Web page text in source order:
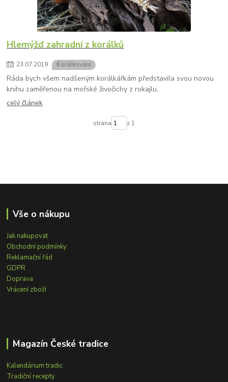
Hlemýžď zahradní z korálků
23.07.2019 Korálkování
Ráda bych všem nadšeným korálkářkám představila svou novou
knihu zaměřenou na mořské živočichy z rokajlu.
celý článek
strana z 1
Vše o nákupu
Jak nakupovat
Obchodní podmínky
Reklamační řád
GDPR
Doprava
Vrácení zboží
Magazín České tradice
Kalendárium tradic
Tradiční recepty